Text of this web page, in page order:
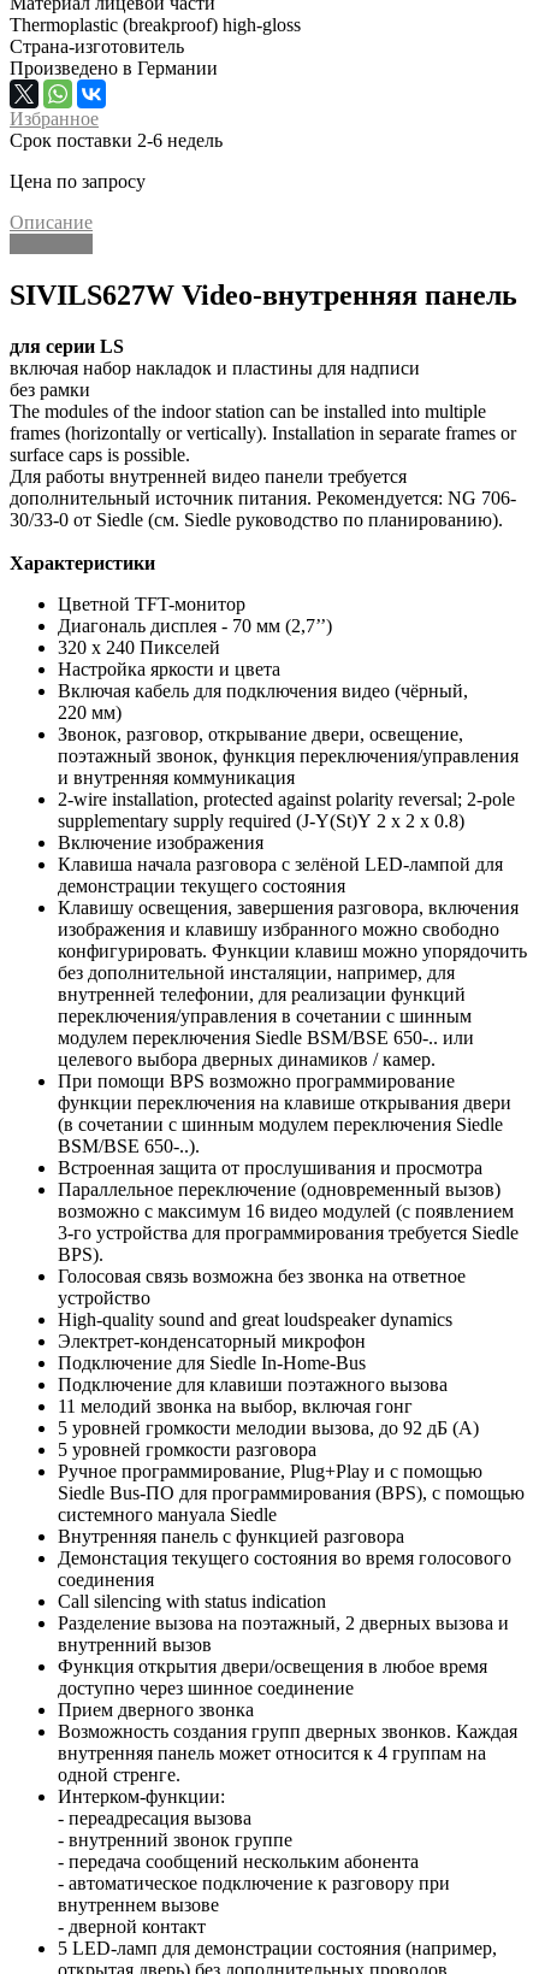
Thermoplastic (breakproof) high-gloss
Страна-изготовитель
Произведено в Германии
Избранное
Срок поставки 2-6 недель
Цена по запросу
Описание
SIVILS627W Video-внутренняя панель
для серии LS
включая набор накладок и пластины для надписи
без рамки
The modules of the indoor station can be installed into multiple
frames (horizontally or vertically). Installation in separate frames or
surface caps is possible.
Для работы внутренней видео панели требуется
дополнительный источник питания. Рекомендуется: NG 706-
30/33-0 от Siedle (см. Siedle руководство по планированию).
Характеристики
Цветной TFT-монитор
Диагональ дисплея - 70 мм (2,7’’)
320 x 240 Пикселей
Настройка яркости и цвета
Включая кабель для подключения видео (чёрный,
220 мм)
Звонок, разговор, открывание двери, освещение,
поэтажный звонок, функция переключения/управления
и внутренняя коммуникация
2-wire installation, protected against polarity reversal; 2-pole
supplementary supply required (J-Y(St)Y 2 x 2 x 0.8)
Включение изображения
Клавиша начала разговора с зелёной LED-лампой для
демонстрации текущего состояния
Клавишу освещения, завершения разговора, включения
изображения и клавишу избранного можно свободно
конфигурировать. Функции клавиш можно упорядочить
без дополнительной инсталяции, например, для
внутренней телефонии, для реализации функций
переключения/управления в сочетании с шинным
модулем переключения Siedle BSM/BSE 650-.. или
целевого выбора дверных динамиков / камер.
При помощи BPS возможно программирование
функции переключения на клавише открывания двери
(в сочетании с шинным модулем переключения Siedle
BSM/BSE 650-..).
Встроенная защита от прослушивания и просмотра
Параллельное переключение (одновременный вызов)
возможно с максимум 16 видео модулей (с появлением
3-го устройства для программирования требуется Siedle
BPS).
Голосовая связь возможна без звонка на ответное
устройство
High-quality sound and great loudspeaker dynamics
Электрет-конденсаторный микрофон
Подключение для Siedle In-Home-Bus
Подключение для клавиши поэтажного вызова
11 мелодий звонка на выбор, включая гонг
5 уровней громкости мелодии вызова, до 92 дБ (А)
5 уровней громкости разговора
Ручное программирование, Plug+Play и с помощью
Siedle Bus-ПО для программирования (BPS), с помощью
системного мануала Siedle
Внутренняя панель с функцией разговора
Демонстация текущего состояния во время голосового
соединения
Call silencing with status indication
Разделение вызова на поэтажный, 2 дверных вызова и
внутренний вызов
Функция открытия двери/освещения в любое время
доступно через шинное соединение
Прием дверного звонка
Возможность создания групп дверных звонков. Каждая
внутренняя панель может относится к 4 группам на
одной стренге.
Интерком-функции:
- переадресация вызова
- внутренний звонок группе
- передача сообщений нескольким абонента
- автоматическое подключение к разговору при
внутреннем вызове
- дверной контакт
5 LED-ламп для демонстрации состояния (например,
открытая дверь) без дополнительных проводов